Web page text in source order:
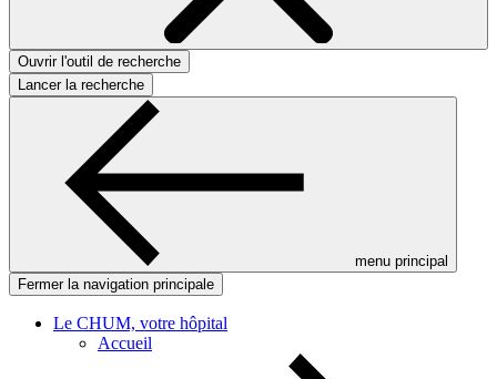
Ouvrir l'outil de recherche
Lancer la recherche
menu principal
Fermer la navigation principale
Le CHUM, votre hôpital
Accueil